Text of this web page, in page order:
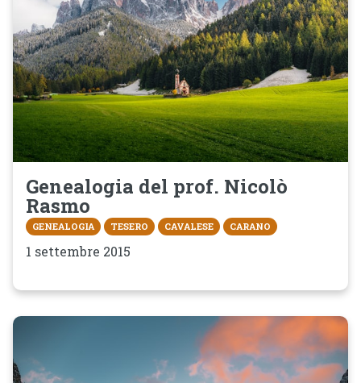
Genealogia del prof. Nicolò
Rasmo
GENEALOGIA TESERO CAVALESE CARANO
1 settembre 2015